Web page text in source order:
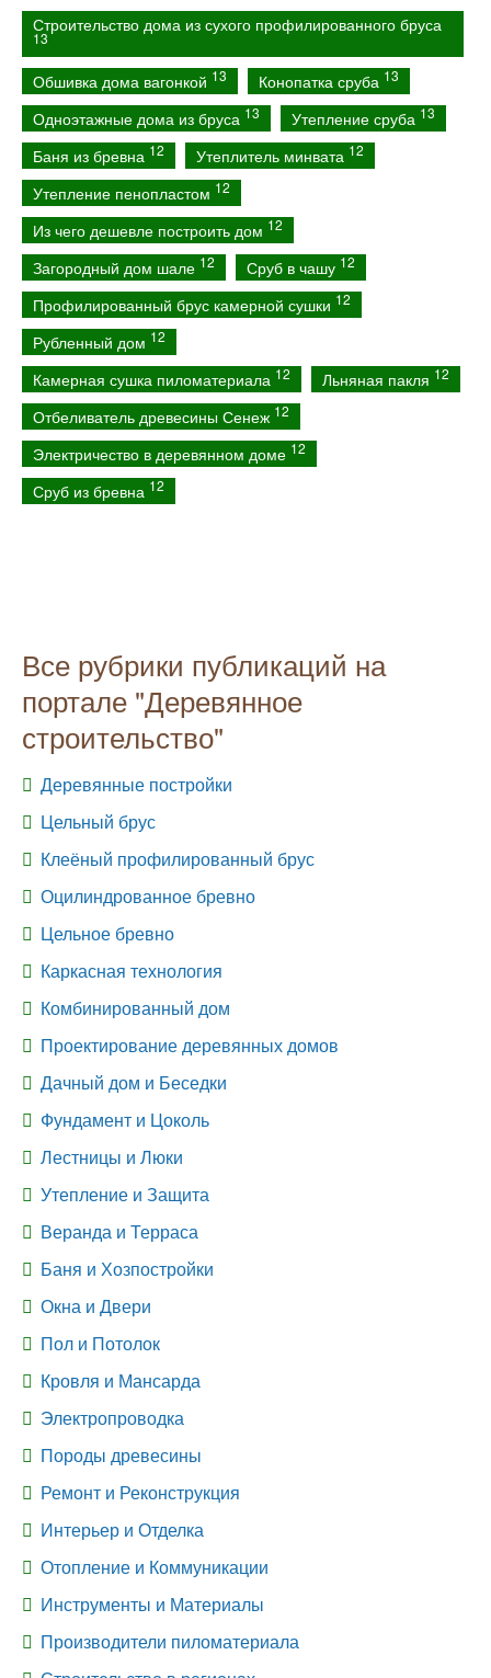
Строительство дома из сухого профилированного бруса
13
Обшивка дома вагонкой 13 Конопатка сруба 13
Одноэтажные дома из бруса 13 Утепление сруба 13
Баня из бревна 12 Утеплитель минвата 12
Утепление пенопластом 12
Из чего дешевле построить дом 12
Загородный дом шале 12 Сруб в чашу 12
Профилированный брус камерной сушки 12
Рубленный дом 12
Камерная сушка пиломатериала 12 Льняная пакля 12
Отбеливатель древесины Сенеж 12
Электричество в деревянном доме 12
Сруб из бревна 12
Все рубрики публикаций на
портале "Деревянное
строительство"
Деревянные постройки
Цельный брус
Клеёный профилированный брус
Оцилиндрованное бревно
Цельное бревно
Каркасная технология
Комбинированный дом
Проектирование деревянных домов
Дачный дом и Беседки
Фундамент и Цоколь
Лестницы и Люки
Утепление и Защита
Веранда и Терраса
Баня и Хозпостройки
Окна и Двери
Пол и Потолок
Кровля и Мансарда
Электропроводка
Породы древесины
Ремонт и Реконструкция
Интерьер и Отделка
Отопление и Коммуникации
Инструменты и Материалы
Производители пиломатериала